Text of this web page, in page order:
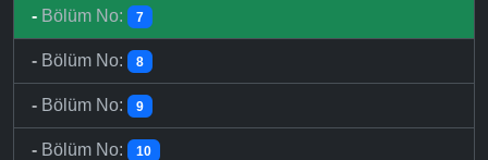
- Bölüm No: 7
- Bölüm No: 8
- Bölüm No: 9
- Bölüm No: 10